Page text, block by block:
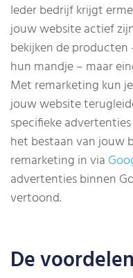
Ieder bedrijf krijgt
jouw website actief
bekijken de producten
hun mandje – maar
Met remarketing kun
jouw website
specifieke
het bestaan van jouw
remarketing in via
advertenties binnen
vertoond.
De